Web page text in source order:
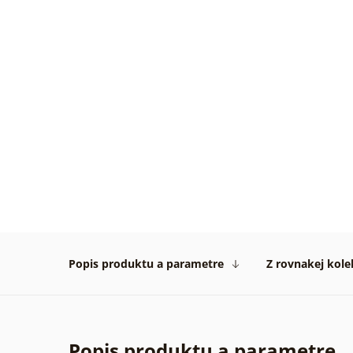
Popis produktu a parametre Z rovnakej